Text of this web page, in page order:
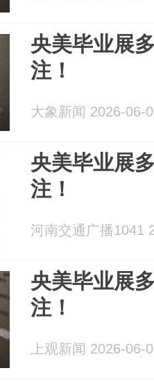
央美毕业展
注！
大象新闻 2026-06-
央美毕业展
注！
河南交通广播1041
央美毕业展
注！
上观新闻 2026-06-